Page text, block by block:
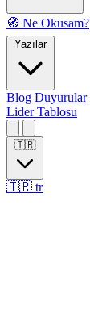
🧭 Ne Okusam?
Yazılar
Blog Duyurular
Lider Tablosu
🇹🇷
🇹🇷 tr